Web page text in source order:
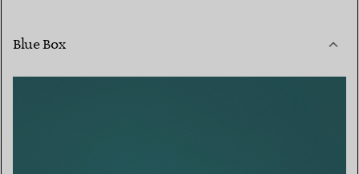
Blue Box